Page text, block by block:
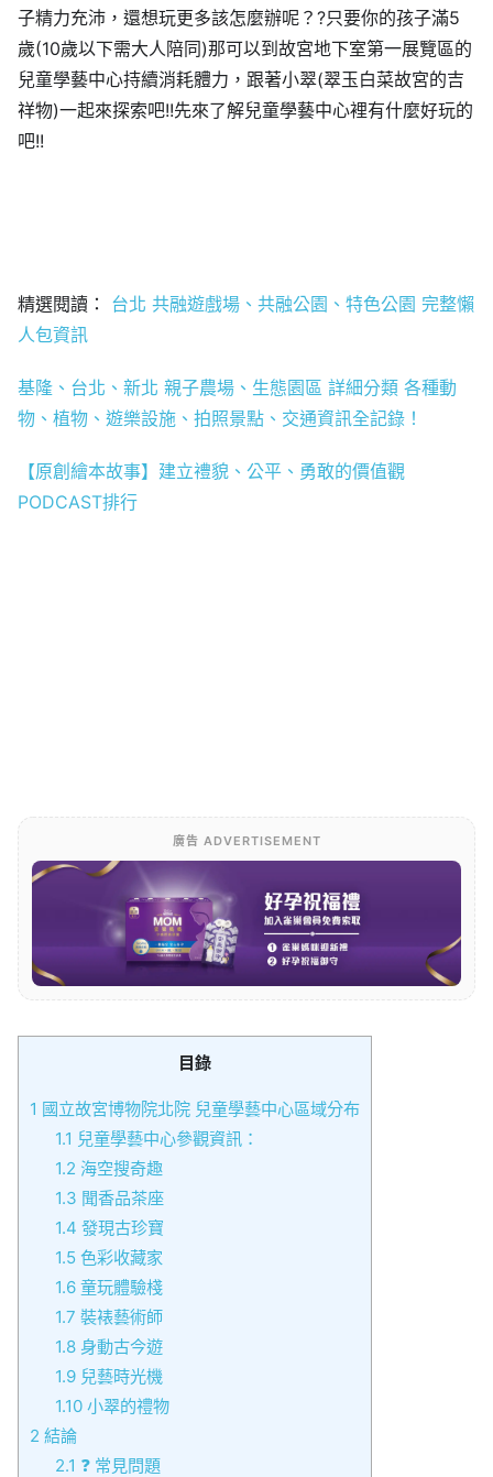
子精力充沛，還想玩更多該怎麼辦呢？?只要你的孩子滿5
歲(10歲以下需大人陪同)那可以到故宮地下室第一展覽區的
兒童學藝中心持續消耗體力，跟著小翠(翠玉白菜故宮的吉
祥物)一起來探索吧!!先來了解兒童學藝中心裡有什麼好玩的
吧!!
精選閱讀： 台北 共融遊戲場、共融公園、特色公園 完整懶
人包資訊
基隆、台北、新北 親子農場、生態園區 詳細分類 各種動
物、植物、遊樂設施、拍照景點、交通資訊全記錄！
【原創繪本故事】建立禮貌、公平、勇敢的價值觀
PODCAST排行
廣告 ADVERTISEMENT
目錄
1 國立故宮博物院北院 兒童學藝中心區域分布
1.1 兒童學藝中心參觀資訊：
1.2 海空搜奇趣
1.3 聞香品茶座
1.4 發現古珍寶
1.5色彩收藏家
1.6童玩體驗棧
1.7 裝裱藝術師
1.8身動古今遊
1.9兒藝時光機
1.10小翠的禮物
2 結論
2.1 ❓ 常見問題